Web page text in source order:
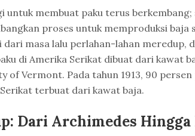
untuk membuat paku terus
proses untuk memproduksi baja
dari masa lalu perlahan-lahan meredup,
di Amerika Serikat dibuat dari kawat
of Vermont. Pada tahun 1913, 90
terbuat dari kawat baja.
Dari Archimedes